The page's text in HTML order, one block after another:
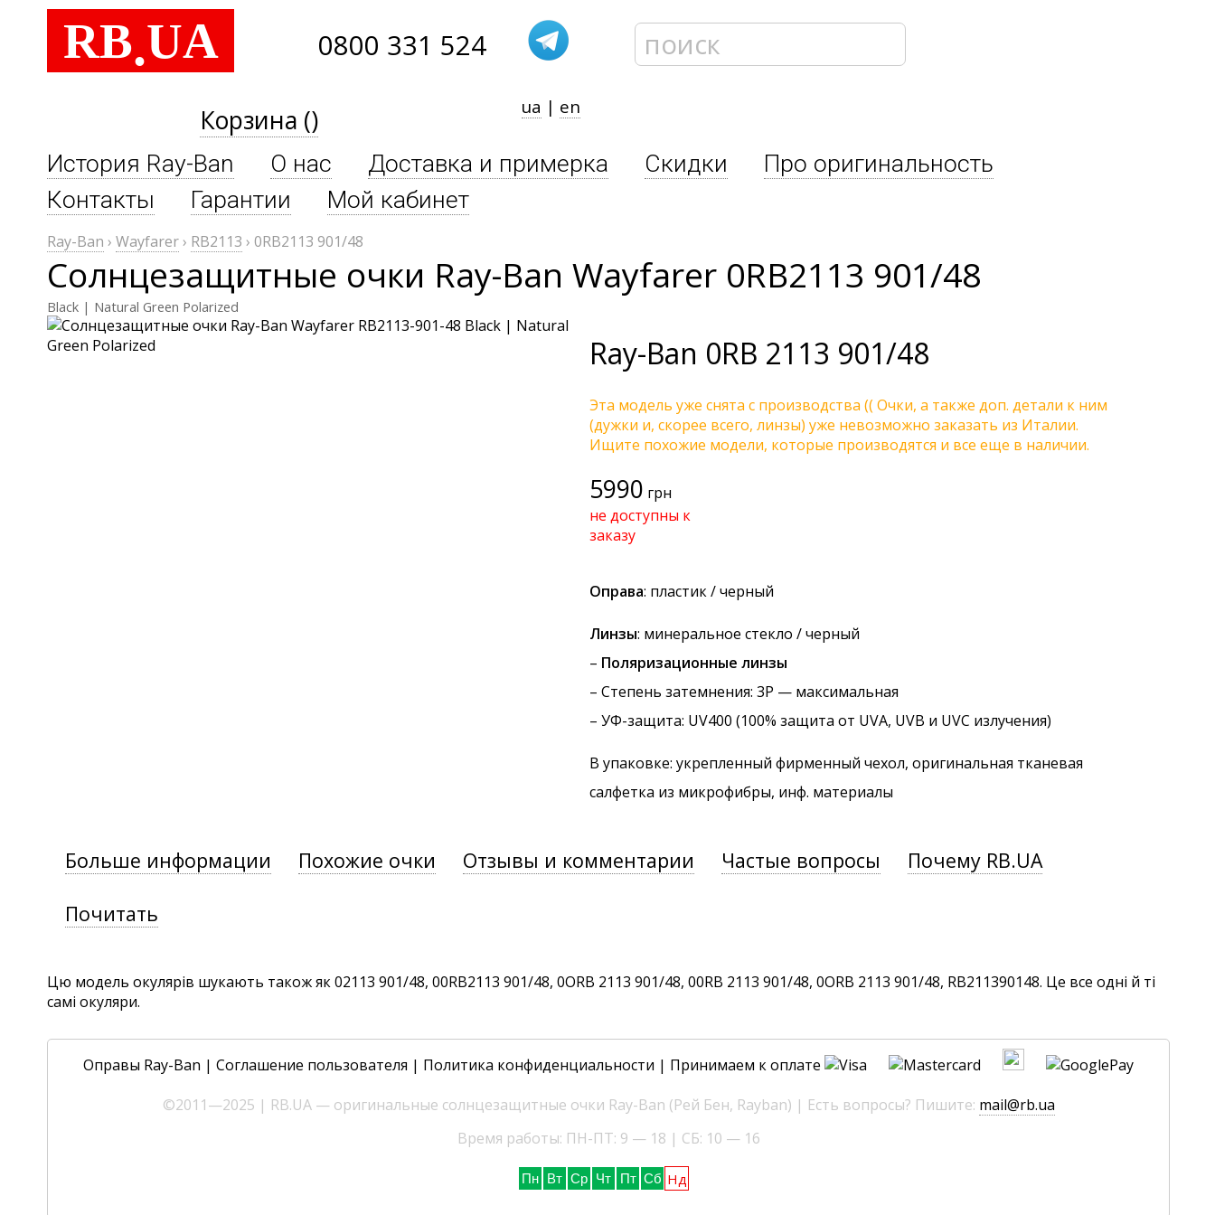
RB.UA 0800 331 524
Корзина () ua | en
История Ray-Ban О нас Доставка и примерка Скидки
Про оригинальность
Контакты
Гарантии Мой кабинет
Ray-Ban › Wayfarer› RB2113 › 0RB2113 901/48
Солнцезащитные очки Ray-Ban Wayfarer 0RB2113 901/48
Black | Natural Green Polarized
Ray-Ban 0RB 2113 901/48
Эта модель уже снята с производства (( Очки, а также доп. детали к ним
(дужки и, скорее всего, линзы) уже невозможно заказать из Италии.
Ищите похожие модели, которые производятся и все еще в наличии.
5990 грн
не доступны к
заказу
Оправа: пластик / черный
Линзы: минеральное стекло / черный
– Поляризационные линзы
– Степень затемнения: 3P — максимальная
– УФ-защита: UV400 (100% защита от UVA, UVB и UVC излучения)
В упаковке: укрепленный фирменный чехол, оригинальная тканевая
салфетка из микрофибры, инф. материалы
Больше информации Похожие очки Отзывы и комментарии Частые вопросы Почему RB.UA
Почитать
Цю модель окулярів шукають також як 02113 901/48, 00RB2113 901/48, 0ORB 2113 901/48, 00RB 2113 901/48, 0ORB 2113 901/48, RB211390148. Це все одні й ті
самі окуляри.
Оправы Ray-Ban | Соглашение пользователя | Политика конфиденциальности | Принимаем к оплате
©2011—2025 | RB.UA — оригинальные солнцезащитные очки Ray-Ban (Рей Бен, Rayban) | Есть вопросы? Пишите: mail@rb.ua
Время работы: ПН-ПТ: 9 — 18 | СБ: 10 — 16
Пн Вт Ср Чт Пт Сб Нд